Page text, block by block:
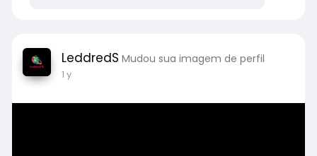
Entrada para carregamento USB
LeddredS Mudou sua imagem de perfil
1 y